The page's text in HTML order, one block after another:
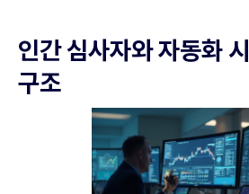
인간 심사자와 자동화
구조